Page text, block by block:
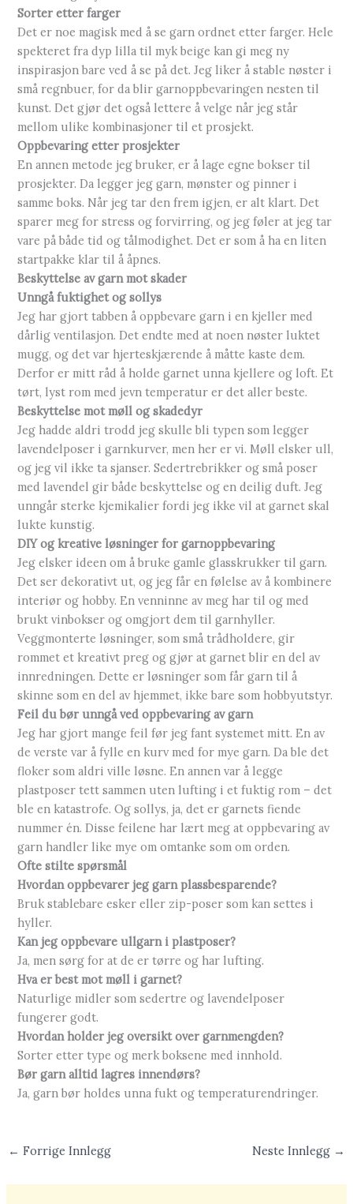
Sorter etter farger
Det er noe magisk med å se garn ordnet etter farger. Hele
spekteret fra dyp lilla til myk beige kan gi meg ny
inspirasjon bare ved å se på det. Jeg liker å stable nøster i
små regnbuer, for da blir garnoppbevaringen nesten til
kunst. Det gjør det også lettere å velge når jeg står
mellom ulike kombinasjoner til et prosjekt.
Oppbevaring etter prosjekter
En annen metode jeg bruker, er å lage egne bokser til
prosjekter. Da legger jeg garn, mønster og pinner i
samme boks. Når jeg tar den frem igjen, er alt klart. Det
sparer meg for stress og forvirring, og jeg føler at jeg tar
vare på både tid og tålmodighet. Det er som å ha en liten
startpakke klar til å åpnes.
Beskyttelse av garn mot skader
Unngå fuktighet og sollys
Jeg har gjort tabben å oppbevare garn i en kjeller med
dårlig ventilasjon. Det endte med at noen nøster luktet
mugg, og det var hjerteskjærende å måtte kaste dem.
Derfor er mitt råd å holde garnet unna kjellere og loft. Et
tørt, lyst rom med jevn temperatur er det aller beste.
Beskyttelse mot møll og skadedyr
Jeg hadde aldri trodd jeg skulle bli typen som legger
lavendelposer i garnkurver, men her er vi. Møll elsker ull,
og jeg vil ikke ta sjanser. Sedertrebrikker og små poser
med lavendel gir både beskyttelse og en deilig duft. Jeg
unngår sterke kjemikalier fordi jeg ikke vil at garnet skal
lukte kunstig.
DIY og kreative løsninger for garnoppbevaring
Jeg elsker ideen om å bruke gamle glasskrukker til garn.
Det ser dekorativt ut, og jeg får en følelse av å kombinere
interiør og hobby. En venninne av meg har til og med
brukt vinbokser og omgjort dem til garnhyller.
Veggmonterte løsninger, som små trådholdere, gir
rommet et kreativt preg og gjør at garnet blir en del av
innredningen. Dette er løsninger som får garn til å
skinne som en del av hjemmet, ikke bare som hobbyutstyr.
Feil du bør unngå ved oppbevaring av garn
Jeg har gjort mange feil før jeg fant systemet mitt. En av
de verste var å fylle en kurv med for mye garn. Da ble det
floker som aldri ville løsne. En annen var å legge
plastposer tett sammen uten lufting i et fuktig rom – det
ble en katastrofe. Og sollys, ja, det er garnets fiende
nummer én. Disse feilene har lært meg at oppbevaring av
garn handler like mye om omtanke som om orden.
Ofte stilte spørsmål
Hvordan oppbevarer jeg garn plassbesparende?
Bruk stablebare esker eller zip-poser som kan settes i
hyller.
Kan jeg oppbevare ullgarn i plastposer?
Ja, men sørg for at de er tørre og har lufting.
Hva er best mot møll i garnet?
Naturlige midler som sedertre og lavendelposer
fungerer godt.
Hvordan holder jeg oversikt over garnmengden?
Sorter etter type og merk boksene med innhold.
Bør garn alltid lagres innendørs?
Ja, garn bør holdes unna fukt og temperaturendringer.
← Forrige Innlegg Neste Innlegg →